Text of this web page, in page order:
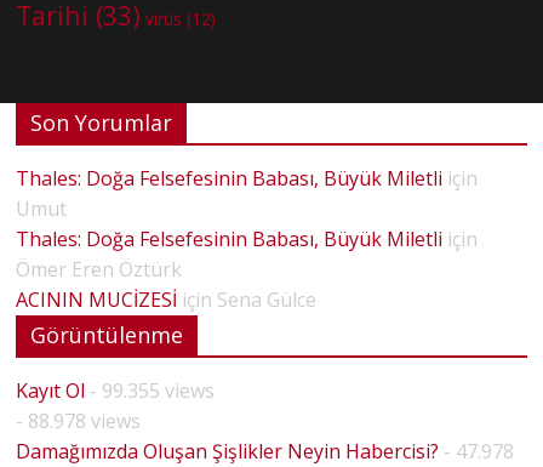
Tarihi (33) virüs (12)
Son Yorumlar
Thales: Doğa Felsefesinin Babası, Büyük Miletli için
Umut
Thales: Doğa Felsefesinin Babası, Büyük Miletli için
Ömer Eren Öztürk
ACININ MUCİZESİ için Sena Gülce
Görüntülenme
Kayıt Ol - 99.355 views
- 88.978 views
Damağımızda Oluşan Şişlikler Neyin Habercisi? - 47.978